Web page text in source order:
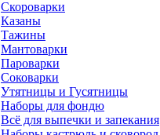
Скороварки
Казаны
Тажины
Мантоварки
Пароварки
Соковарки
Утятницы и Гусятницы
Наборы для фондю
Всё для выпечки и запекания